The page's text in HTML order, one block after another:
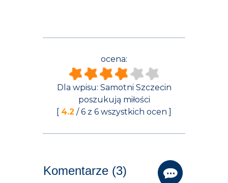
ocena:
Dla wpisu: Samotni Szczecin
poszukują miłości
[ 4.2 /6 z 6 wszystkich ocen ]
Komentarze (3)